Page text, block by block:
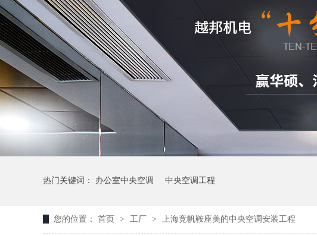
热门关键词： 办公室中央空调 中央空调工程
您的位置： 首页 > 工厂 > 上海竞帆鞍座美的中央空调安装工程